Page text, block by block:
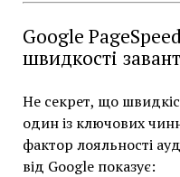
Google
швидкості
Не секрет, що
один із ключових
фактор лояльності
від Google показує: